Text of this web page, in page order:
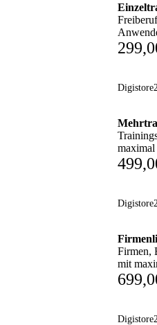
maximal
Firmen,
mit